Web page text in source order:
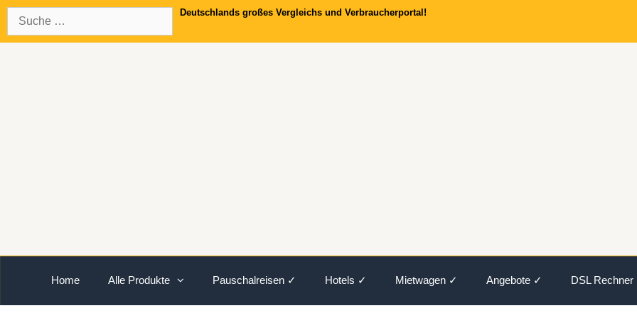
Springe
zum
Inhalt
nach:
Deutschlands großes Vergleichs und Verbraucherportal!
Home Alle Produkte Pauschalreisen ✓ Hotels ✓ Mietwagen ✓ Angebote ✓ DSL Rechner